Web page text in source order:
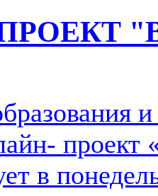
в